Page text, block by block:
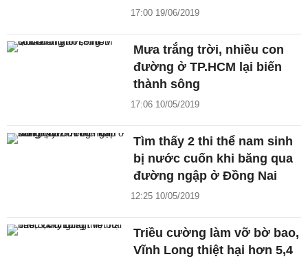
17:00 19/06/2019
Mưa trắng trời, nhiều con
đường ở TP.HCM lại biến
thành sông
17:06 10/05/2019
Tìm thấy 2 thi thể nam sinh
bị nước cuốn khi băng qua
đường ngập ở Đồng Nai
12:25 10/05/2019
Triều cường làm vỡ bờ bao,
Vĩnh Long thiệt hại hơn 5,4